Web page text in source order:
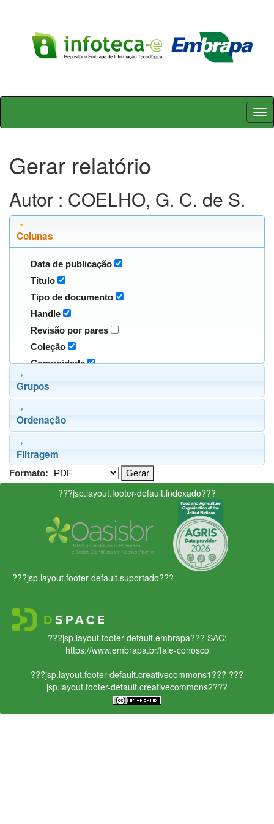
Skip
Gerar relatório
Autor : COELHO, G. C. de S.
Colunas
Data de publicação
Título
Tipo de documento
Handle
Revisão por pares
Coleção
Comunidade
Grupos
Ordenação
Filtragem
Formato:
???jsp.layout.footer-default.indexado???
???jsp.layout.footer-default.suportado???
???jsp.layout.footer-default.embrapa??? SAC:
https://www.embrapa.br/fale-conosco
???jsp.layout.footer-default.creativecommons1??? ???
jsp.layout.footer-default.creativecommons2???